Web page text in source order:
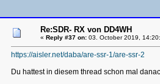
Re:SDR- RX von DD4WH
« Reply #37 on:03. October 2019,
https://aisler.net/daba/are-ssr-1/are-ssr-2
Du hattest in diesem thread schon mal